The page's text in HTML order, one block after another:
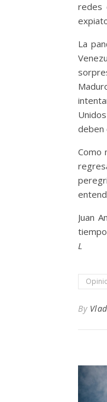
redes
La
deben
Como
Juan
L
By